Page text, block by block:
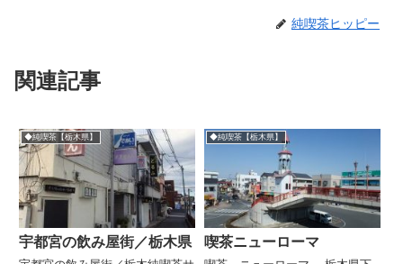
純喫茶ヒッピー
関連記事
◆純喫茶【栃木県】
宇都宮の飲み屋街／栃木県
◆純喫茶【栃木県】
喫茶ニューローマ